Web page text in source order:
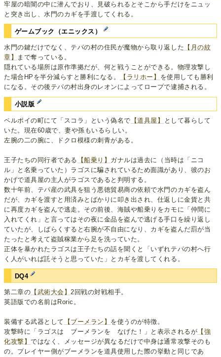
牢屋の暗闇の中に潜んでおり、見破られるとそこから手だけをニュッ
と突き出し、水門のカギを手渡してくれる。
ゲームブック（エニックス）
水門の鍵だけでなく、テパの村の住民が魔物から取り返した 【月の紋
章】
まで奪っている。
隠れている場所は原作準拠だが、何と戦うことができる。物理攻撃し
た場合HPを半分減らすと勝利になる。
【ラリホー】 を使用しても勝利
になる。その後テパの村出身のレオンによってロープで逮捕される。
小説版
ペルポイの町にて「スコラ」という偽名で 【道具屋】
として暮らして
いた。現在60歳で、妻や孫もいるらしい。
左腕の二の腕に、ドクロ模様の刺青がある。
王子たちの同行者である 【船乗り】 ガナルは過去に（当時は「ニコ
ル」と名乗っていた）ラゴスに騙されているため面識があり、彼のお
かげで道具屋の主人がラゴスであると判明する。
数十年前、テパ産の武具を狙う悪徳貿易商の依頼で水門のカギを盗ん
だが、カギを渡すと用済みとばかりに叩き出され、仕返しに金貨と共
に再度カギを盗んで逃走。その前後、海賊や船乗りをカモに「仲間に
入れてくれ」と言ってはその夜に金品を盗んで逃げる手口を繰り返し
ていたが、しばらくすると右腕が不自由になり、カギを盗んだ罰が当
たったと考えて盗賊稼業から足を洗っていた。
正体を暴かれたラゴスは王子たちの話を聞くと「いずれテパの村へ行
く人がいれば託そうと思っていた」とカギを渡してくれる。
DQ4
第二章の 【武術大会】2回戦の対戦相手。
英語版での名前はRoric。
装備する武器として 【ブーメラン】 を使うのが特徴。
攻撃時に「ラゴスは ブーメランを なげた！」と表示されるが 【強
化攻撃】ではなく、メッセージが異なるだけで中身は通常攻撃そのも
の。プレイヤー側がブーメランを道具使用した際の挙動と同じであ